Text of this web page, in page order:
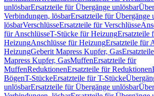
unlösbarErsatzteile für Übergänge unlösbar
Verbindungen, lösbarErsatzteile für Übergänge
lösbarVerschlüsseErsatzteile für Verschlüsse
für AnschlüsseT-Stücke für HeizungErsatzteile
HeizungAnschlüsse für HeizungErsatzteile für
HeizungGeberit Mapress Kupfer, Gas
Mapress Kupfer, GasMuffenErsatzteile für
MuffenReduktionenErsatzteile für Reduktionen
BögenT-StückeErsatzteile für T-Stücke
unlösbarErsatzteile für Übergänge unlösbar